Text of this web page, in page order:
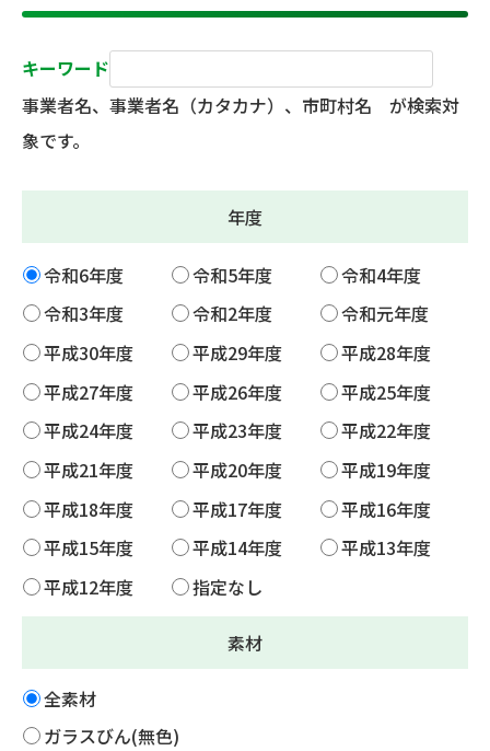
キーワード
事業者名、事業者名（カタカナ）、市町村名 が検索対
象です。
年度
令和6年度 令和5年度
令和4年度
令和3年度
令和2年度
令和元年度
平成30年度
平成29年度
平成28年度
平成27年度
平成26年度
平成25年度
平成24年度
平成23年度
平成22年度
平成21年度
平成20年度
平成19年度
平成18年度
平成17年度
平成16年度
平成15年度
平成14年度
平成13年度
平成12年度
指定なし
素材
全素材
ガラスびん(無色)